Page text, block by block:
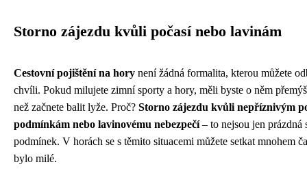
Storno zájezdu kvůli počasí nebo lavinám
Cestovní pojištění na hory není žádná formalita, kterou můžete
chvíli. Pokud milujete zimní sporty a hory, měli byste o něm
než začnete balit lyže. Proč? Storno zájezdu kvůli nepříznivým
podmínkám nebo lavinovému nebezpečí– to nejsou jen prázdná
podmínek. V horách se s těmito situacemi můžete setkat mnohem
bylo milé.